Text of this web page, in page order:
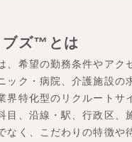
ブズ™とは
、希望の勤務条件やアク
ック・病院、介護施設の
界特化型のリクルートサ
目、沿線・駅、行政区、
なく、こだわりの特徴や